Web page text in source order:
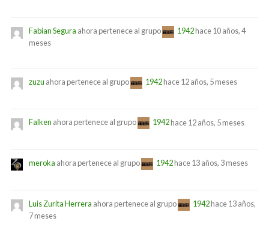
Fabian Segura ahora pertenece al grupo 1942hace 10 años, 4
meses
zuzu ahora pertenece al grupo 1942hace 12 años, 5 meses
Falken ahora pertenece al grupo 1942hace 12 años, 5 meses
meroka ahora pertenece al grupo 1942hace 13 años, 3 meses
Luis Zurita Herrera ahora pertenece al grupo 1942hace 13 años,
7 meses